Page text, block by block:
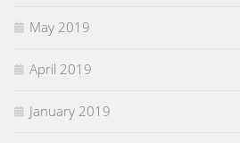
May 2019
April 2019
January 2019